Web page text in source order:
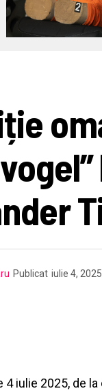
Publicat iulie 4, 2025
4 iulie 2025, de